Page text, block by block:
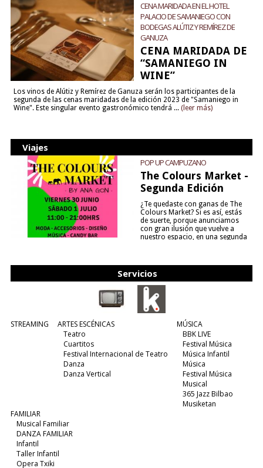
CENA MARIDADA EN EL HOTEL
PALACIO DE SAMANIEGO CON
BODEGAS ALÚTIZ Y REMÍREZ DE
GANUZA
CENA MARIDADA DE
“SAMANIEGO IN
WINE”
Los vinos de Alútiz y Remírez de Ganuza serán los participantes de la
segunda de las cenas maridadas de la edición 2023 de "Samaniego in
Wine". Este singular evento gastronómico tendrá ... (leer más)
Viajes
POP UP CAMPUZANO
The Colours Market -
Segunda Edición
¿Te quedaste con ganas de The
Colours Market? Si es así, estás
de suerte, porque anunciamos
con gran ilusión que vuelve a
nuestro espacio, en una segunda
Servicios
STREAMING
ARTES ESCÉNICAS
Teatro
Cuartitos
Festival Internacional de Teatro
Danza
Danza Vertical
MÚSICA
BBK LIVE
Festival Música
Música Infantil
Música
Festival Música
Musical
365 Jazz Bilbao
Musiketan
FAMILIAR
Musical Familiar
DANZA FAMILIAR
Infantil
Taller Infantil
Opera Txiki